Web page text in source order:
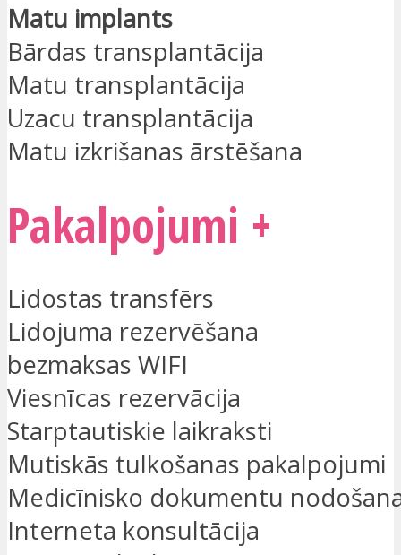
Matu implants
Bārdas transplantācija
Matu transplantācija
Uzacu transplantācija
Matu izkrišanas ārstēšana
Pakalpojumi +
Lidostas transfērs
Lidojuma rezervēšana
bezmaksas WIFI
Viesnīcas rezervācija
Starptautiskie laikraksti
Mutiskās tulkošanas pakalpojumi
Medicīnisko dokumentu
Interneta konsultācija